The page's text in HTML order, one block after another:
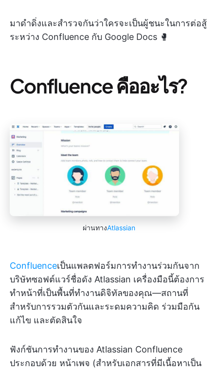
มาดำดิ่งและสำรวจกันว่าใครจะเป็นผู้ชนะในการต่อสู้
ระหว่าง Confluence กับ Google Docs 🥊
Confluence คืออะไร?
ผ่านทางAtlassian
Confluenceเป็นแพลตฟอร์มการทำงานร่วมกันจาก
บริษัทซอฟต์แวร์ชื่อดัง Atlassian เครื่องมือนี้ต้องการ
ทำหน้าที่เป็นพื้นที่ทำงานดิจิทัลของคุณ—สถานที่
สำหรับการรวมตัวกันและระดมความคิด ร่วมมือกัน
แก้ไข และตัดสินใจ
ฟังก์ชันการทำงานของ Atlassian Confluence
ประกอบด้วย หน้าเพจ (สำหรับเอกสารที่มีเนื้อหาเป็น